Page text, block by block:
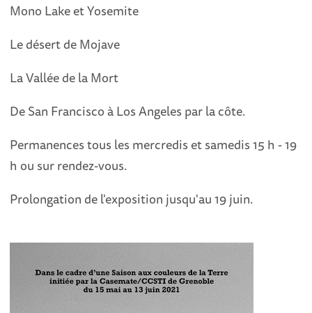
Mono Lake et Yosemite
Le désert de Mojave
La Vallée de la Mort
De San Francisco à Los Angeles par la côte.
Permanences tous les mercredis et samedis 15 h - 19
h ou sur rendez-vous.
Prolongation de l'exposition jusqu'au 19 juin.